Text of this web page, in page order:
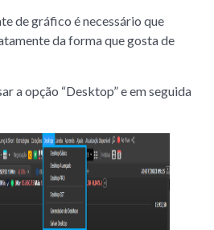
de gráfico é necessário que
da forma que gosta de
a opção “Desktop” e em seguida